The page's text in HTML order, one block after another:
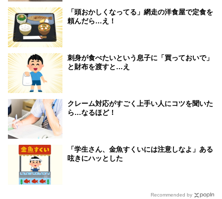
「頭おかしくなってる」網走の洋食屋で定食を
頼んだら…え！
刺身が食べたいという息子に「買っておいで」
と財布を渡すと…え
クレーム対応がすごく上手い人にコツを聞いた
ら…なるほど！
「学生さん、金魚すくいには注意しなよ」ある
呟きにハッとした
Recommended by